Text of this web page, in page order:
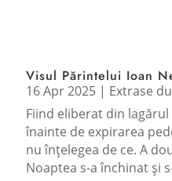
Visul Părintelui Ioan
16 Apr 2025| Extrase
Fiind eliberat din lagărul
înainte de expirarea
nu înţelegea de ce. A
Noaptea s-a închinat şi